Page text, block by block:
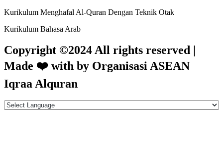
Kurikulum Menghafal Al-Quran Dengan Teknik Otak
Kurikulum Bahasa Arab
Copyright ©2024 All rights reserved |
Made ❤️ with by Organisasi ASEAN
Iqraa Alquran